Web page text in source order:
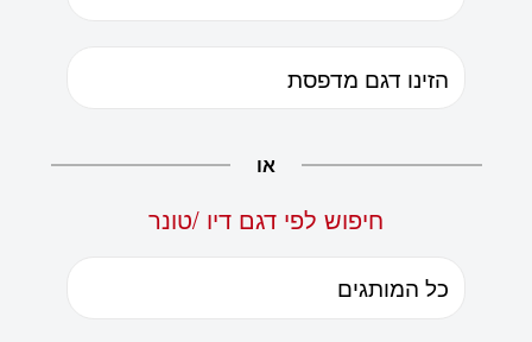
או
חיפוש לפי דגם דיו /טונר